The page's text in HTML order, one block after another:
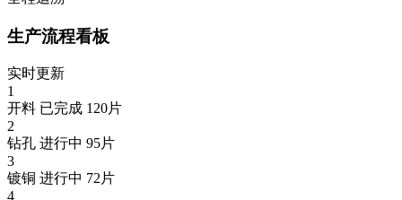
生产流程看板
实时更新
1
开料 已完成 120片
2
钻孔 进行中 95片
3
镀铜 进行中 72片
4